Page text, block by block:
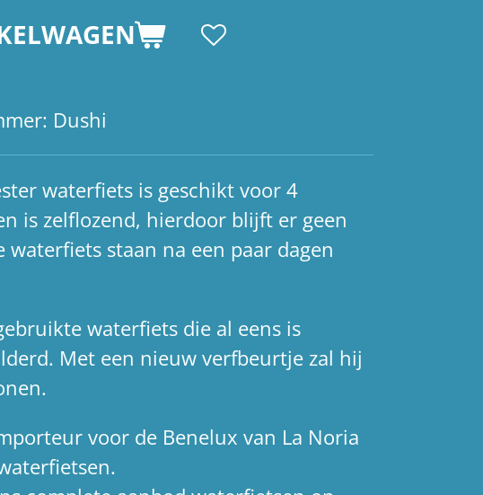
Dushi
waterfiets is geschikt voor 4
is zelflozend, hierdoor blijft er geen
waterfiets staan na een paar dagen
waterfiets die al eens is
Met een nieuw verfbeurtje zal hij
voor de Benelux van La Noria